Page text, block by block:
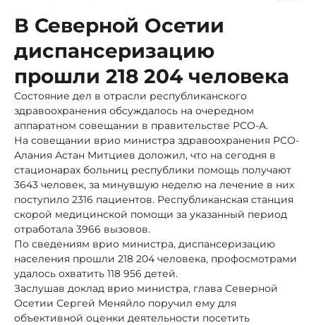
В Северной Осетии
диспансеризацию
прошли 218 204 человека
Состояние дел в отрасли республиканского
здравоохранения обсуждалось на очередном
аппаратном совещании в правительстве РСО-А.
На совещании врио министра здравоохранения РСО-
Алания Астан Митциев доложил, что на сегодня в
стационарах больниц республики помощь получают
3643 человек, за минувшую неделю на лечение в них
поступило 2316 пациентов. Республиканская станция
скорой медицинской помощи за указанный период
отработала 3966 вызовов.
По сведениям врио министра, диспансеризацию
населения прошли 218 204 человека, профосмотрами
удалось охватить 118 956 детей.
Заслушав доклад врио министра, глава Северной
Осетии Сергей Меняйло поручил ему для
объективной оценки деятельности посетить